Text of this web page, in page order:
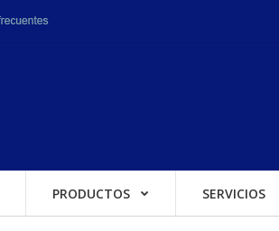
PRODUCTOS SERVICIOS